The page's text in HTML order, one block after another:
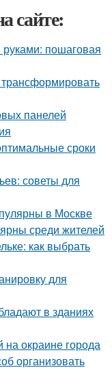
сайте:
пошаговая
панелей
сроки
советы для
в Москве
среди жителей
как выбрать
для
в зданиях
окраине города
организовать